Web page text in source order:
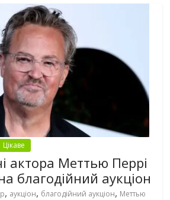
Цікаве
актора Меттью Перрі
благодійний аукціон
, аукціон, благодійний аукціон, Меттью